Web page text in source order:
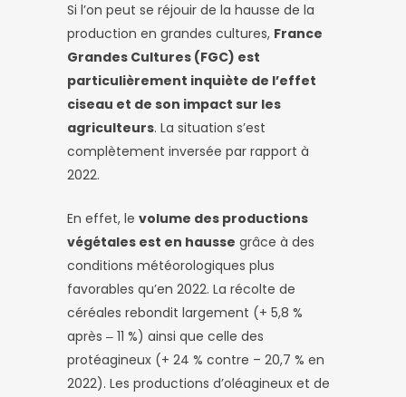
Si l’on peut se réjouir de la hausse de la
production en grandes cultures, France
Grandes Cultures (FGC) est
particulièrement inquiète de l’effet
ciseau et de son impact sur les
agriculteurs. La situation s’est
complètement inversée par rapport à
2022.
En effet, le volume des productions
végétales est en hausse grâce à des
conditions météorologiques plus
favorables qu’en 2022. La récolte de
céréales rebondit largement (+ 5,8 %
après ‒ 11 %) ainsi que celle des
protéagineux (+ 24 % contre – 20,7 % en
2022). Les productions d’oléagineux et de